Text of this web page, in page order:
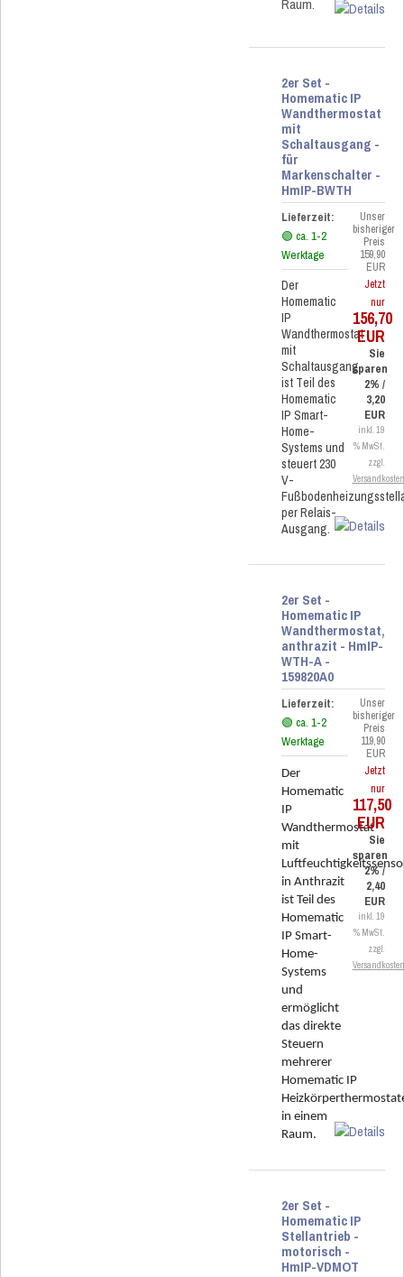
Raum.
2er Set -
Homematic IP
Wandthermostat
mit
Schaltausgang -
für
Markenschalter -
HmIP-BWTH
Lieferzeit:
🟢 ca. 1-2
Werktage
Der
Homematic
IP
Wandthermostat
mit
Schaltausgang
ist Teil des
Homematic
IP Smart-
Home-
Systems und
steuert 230
V-
per Relais-
Ausgang.
Unser
bisheriger
Preis
159,90
EUR
Jetzt
nur
156,70
EUR
Sie
sparen
2% /
3,20
EUR
inkl. 19
% MwSt.
zzgl.
Versandkosten
2er Set -
Homematic IP
Wandthermostat,
anthrazit - HmIP-
WTH-A -
159820A0
Lieferzeit:
🟢 ca. 1-2
Werktage
Der
Homematic
IP
Wandthermostat
mit
in Anthrazit
ist Teil des
Homematic
IP Smart-
Home-
Systems
und
ermöglicht
das direkte
Steuern
mehrerer
Homematic IP
in einem
Raum.
Unser
bisheriger
Preis
119,90
EUR
Jetzt
nur
117,50
EUR
Sie
sparen
2% /
2,40
EUR
inkl. 19
% MwSt.
zzgl.
Versandkosten
2er Set -
Homematic IP
Stellantrieb -
motorisch -
HmIP-VDMOT